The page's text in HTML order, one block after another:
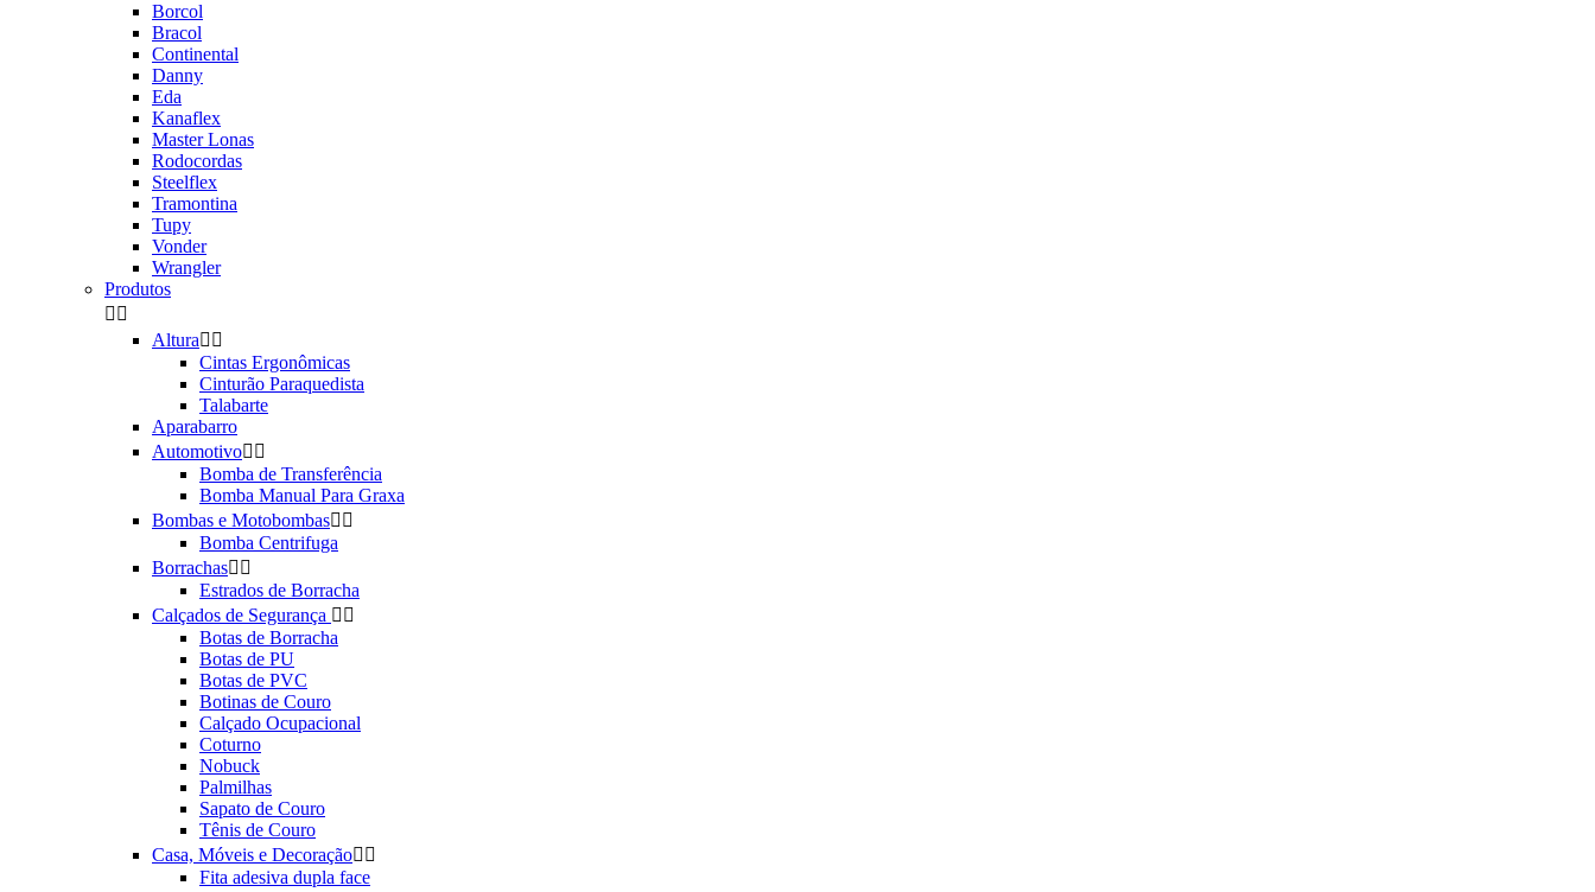
Borcol
Bracol
Continental
Danny
Eda
Kanaflex
Master Lonas
Rodocordas
Steelflex
Tramontina
Tupy
Vonder
Wrangler
Produtos
 
Altura 
Cintas Ergonômicas
Cinturão Paraquedista
Talabarte
Aparabarro
Automotivo 
Bomba de Transferência
Bomba Manual Para Graxa
Bombas e Motobombas 
Bomba Centrifuga
Borrachas 
Estrados de Borracha
Calçados de Segurança  
Botas de Borracha
Botas de PU
Botas de PVC
Botinas de Couro
Calçado Ocupacional
Coturno
Nobuck
Palmilhas
Sapato de Couro
Tênis de Couro
Casa, Móveis e Decoração 
Fita adesiva dupla face